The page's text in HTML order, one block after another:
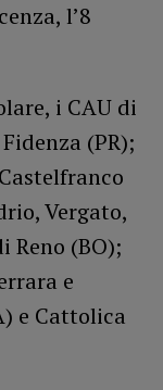
l’8
i CAU di
(PR);
Vergato,
Reno (BO);
e
e Cattolica